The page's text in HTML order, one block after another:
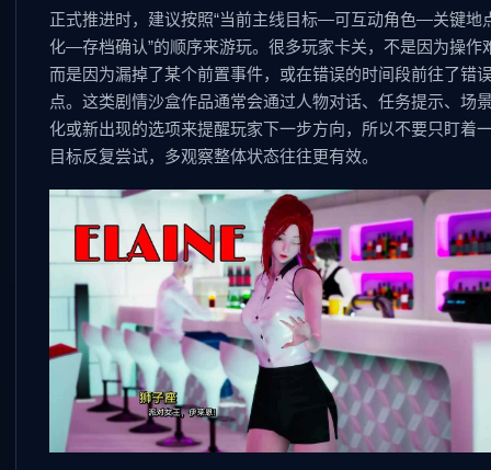
正式推进时，建议按照“当前主线目标—可互动角色—关键地
化—存档确认”的顺序来游玩。很多玩家卡关，不是因为操作
而是因为漏掉了某个前置事件，或在错误的时间段前往了错
点。这类剧情沙盒作品通常会通过人物对话、任务提示、场
化或新出现的选项来提醒玩家下一步方向，所以不要只盯着
目标反复尝试，多观察整体状态往往更有效。